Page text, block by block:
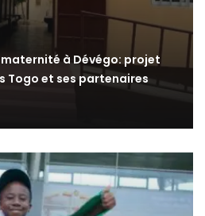
à Dévégo: projet
Togo et ses partenaires